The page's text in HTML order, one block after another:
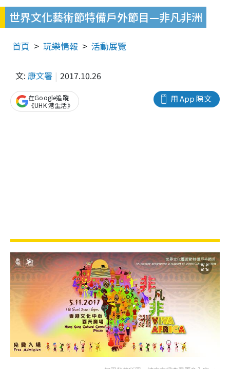
世界文化藝術節特備戶外節目—非凡非洲
首頁 玩樂情報 活動展覽
文: 康文署 2017.10.26
用 App 睇文
在Google追蹤
《UHK 港生活》